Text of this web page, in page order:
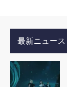
最新ニュース